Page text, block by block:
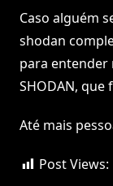
Caso alguém
shodan
para entender
SHODAN,
Até mais
Post Views: